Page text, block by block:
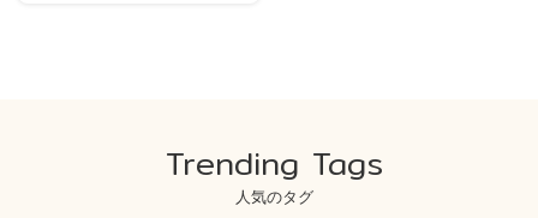
Trending Tags
人気のタグ